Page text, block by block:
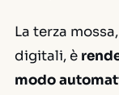
La terza
digitali, è
modo